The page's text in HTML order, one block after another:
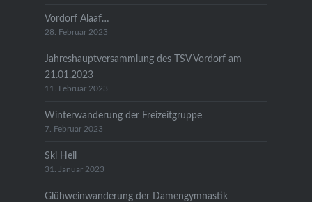
Vordorf Alaaf…
28. Februar 2023
Jahreshauptversammlung des TSV Vordorf am
21.01.2023
11. Februar 2023
Winterwanderung der Freizeitgruppe
7. Februar 2023
Ski Heil
31. Januar 2023
Glühweinwanderung der Damengymnastik